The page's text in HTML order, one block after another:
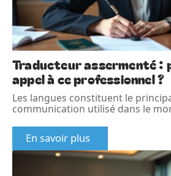
Traducteur assermenté :
appel à ce professionnel ?
Les langues constituent le
communication utilisé dans le
En savoir plus